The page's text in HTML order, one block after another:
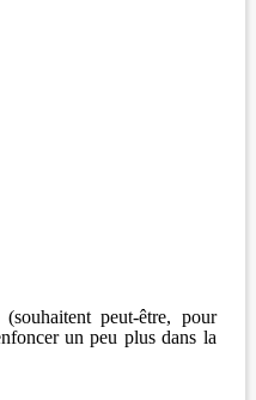
peut-être, pour
un peu plus dans la